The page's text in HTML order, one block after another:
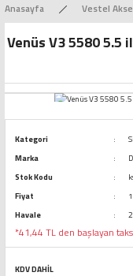
Anasayfa Vestel
Venüs V3 5580 5.5
Kategori
Marka
Stok Kodu
Fiyat
Havale
*41,44 TL den başlayan
KDV DAHİL